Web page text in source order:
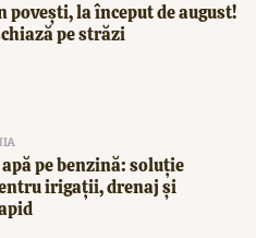
povești, la început de august!
pe străzi
pe benzină: soluție
irigații, drenaj și